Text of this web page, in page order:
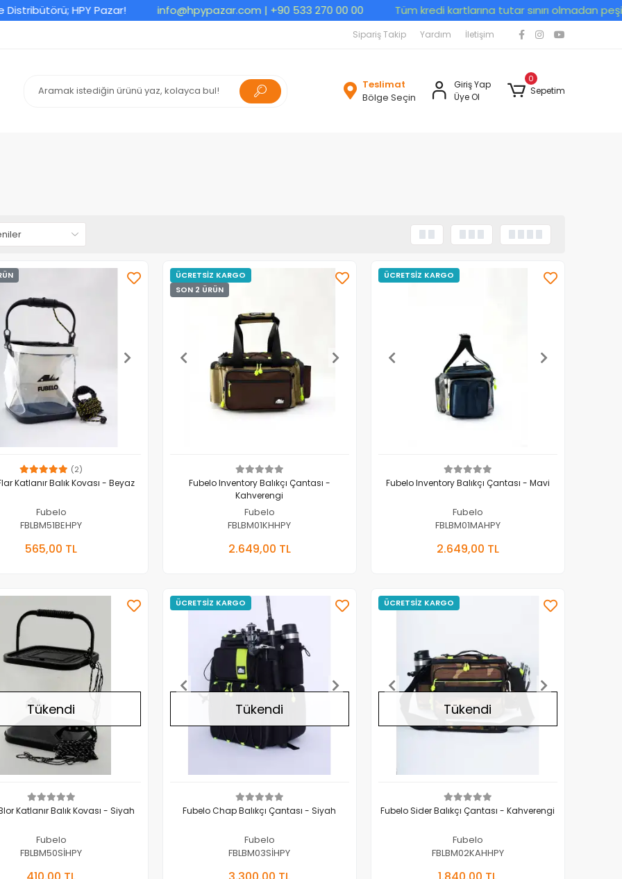
HPY Pazar! info@hpypazar.com| +90 533 270 00 00 Tüm kredi kartlarına tutar sınırı olmadan peşin
Sipariş Takip Yardım İletişim
Teslimat
Bölge Seçin
Giriş Yap
Üye Ol
0
Sepetim
(2)
Katlanır Balık Kovası - Beyaz
Fubelo
FBLBM51BEHPY
565,00 TL
ÜCRETSİZ KARGO
SON 2 ÜRÜN
Fubelo Inventory Balıkçı Çantası -
Kahverengi
Fubelo
FBLBM01KHHPY
2.649,00 TL
ÜCRETSİZ KARGO
Fubelo Inventory Balıkçı Çantası - Mavi
Fubelo
FBLBM01MAHPY
2.649,00 TL
Tükendi
Katlanır Balık Kovası - Siyah
Fubelo
FBLBM50SİHPY
ÜCRETSİZ KARGO
Tükendi
Fubelo Chap Balıkçı Çantası - Siyah
Fubelo
FBLBM03SİHPY
ÜCRETSİZ KARGO
Tükendi
Fubelo Sider Balıkçı Çantası - Kahverengi
Fubelo
FBLBM02KAHHPY